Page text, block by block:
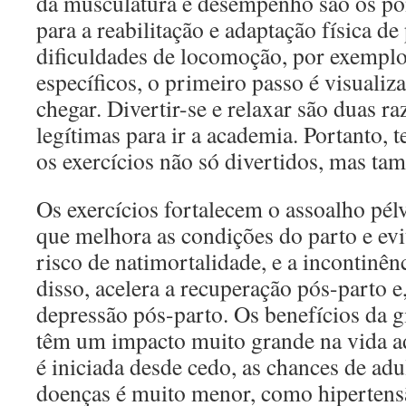
para a reabilitação e adaptação física de
dificuldades de locomoção, por
específicos, o primeiro passo é
chegar. Divertir-se e relaxar são duas
legítimas para ir a academia. Portanto,
os exercícios não só divertidos, mas
Os exercícios fortalecem o assoalho
que melhora as condições do parto e
risco de natimortalidade, e a
disso, acelera a recuperação pós-parto
depressão pós-parto. Os benefícios da
têm um impacto muito grande na vida
é iniciada desde cedo, as chances de
doenças é muito menor, como